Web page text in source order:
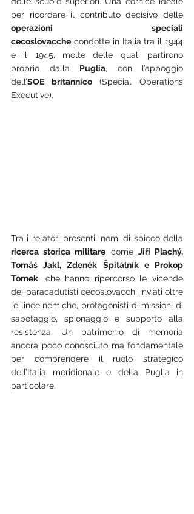
operazioni speciali
cecoslovacche condotte in Italia tra il 1944
e il 1945, molte delle quali partirono
proprio dalla Puglia, con l’appoggio
dell’SOE britannico (Special Operations
Executive).
ricerca storica militare come Jiří Plachý,
Tomáš Jakl, Zdeněk Špitálník e Prokop
Tomek, che hanno ripercorso le vicende
dei paracadutisti cecoslovacchi inviati oltre
le linee nemiche, protagonisti di missioni di
sabotaggio, spionaggio e supporto alla
resistenza. Un patrimonio di memoria
ancora poco conosciuto ma fondamentale
per comprendere il ruolo strategico
dell’Italia meridionale e della Puglia in
particolare.